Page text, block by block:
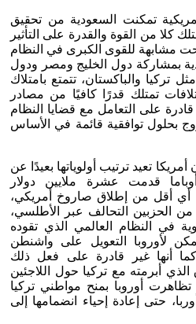
تمكنت السعودية من تحقيق
كلا من القوة والقدرة على التأثير
مشابهة للقوى الكبرى في النظام
بمشاركة دول الخليج ومصر ودول
تركيا والباكستان، تتمتع بامتلاك
تمتلك قدرًا كافيًا من مصادر
قادرة على التعامل مع قضايا النظام
بحلول توافقية قائمة في الأساس
تعيد ترتيب أولوياتها بعيدًا عن
أوباما قدمت عشرة ملايين دولار
أي أقل من إطلاق صاروخ أمريكي،
من الحزبين التحالف عبر الأطلسي،
في النظام العالمي الذي تقوده
لأوروبا التعويل على واشنطن
أنها غير قادرة على فعل ذلك
أبرمته مع تركيا حول اللاجئين
أوروبا بمنح مواطني تركيا
حتى إعادة إحياء انضمامها إلى